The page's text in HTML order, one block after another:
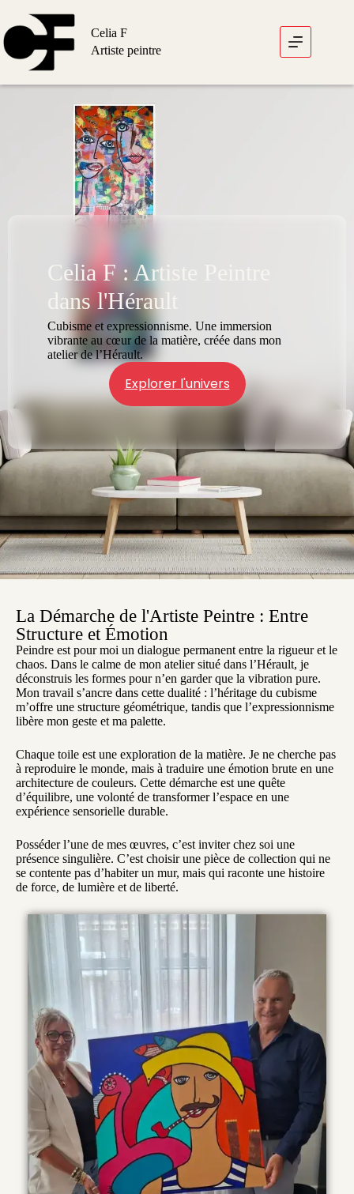
Celia F
Artiste peintre
Celia F : Artiste Peintre
dans l'Hérault
Cubisme et expressionnisme. Une immersion
vibrante au cœur de la matière, créée dans mon
atelier de l’Hérault.
Explorer l'univers
La Démarche de l'Artiste Peintre : Entre
Structure et Émotion
Peindre est pour moi un dialogue permanent entre la rigueur et le
chaos. Dans le calme de mon atelier situé dans l’Hérault, je
déconstruis les formes pour n’en garder que la vibration pure.
Mon travail s’ancre dans cette dualité : l’héritage du cubisme
m’offre une structure géométrique, tandis que l’expressionnisme
libère mon geste et ma palette.
Chaque toile est une exploration de la matière. Je ne cherche pas
à reproduire le monde, mais à traduire une émotion brute en une
architecture de couleurs. Cette démarche est une quête
d’équilibre, une volonté de transformer l’espace en une
expérience sensorielle durable.
Posséder l’une de mes œuvres, c’est inviter chez soi une
présence singulière. C’est choisir une pièce de collection qui ne
se contente pas d’habiter un mur, mais qui raconte une histoire
de force, de lumière et de liberté.